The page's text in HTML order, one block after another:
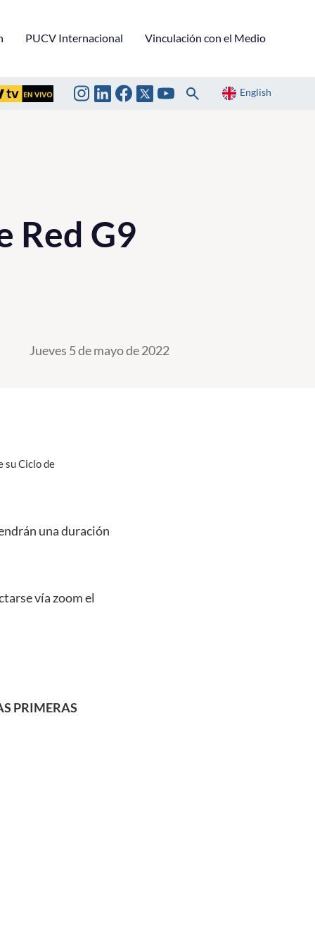
PUCV Internacional Vinculación con el Medio
English
Red G9
Jueves 5 de mayo de 2022
su Ciclo de
una duración
vía zoom el
PRIMERAS